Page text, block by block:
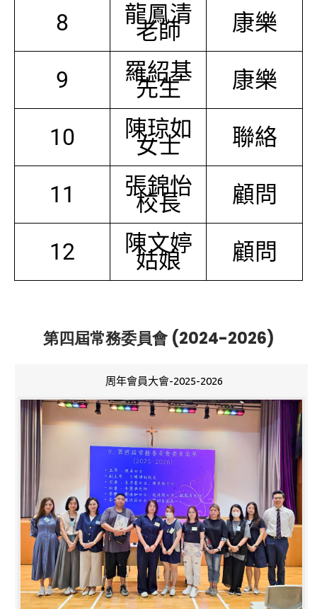
8 龍鳳清
老師 康樂
9 羅紹基
先生 康樂
10 陳琼如
女士 聯絡
11 張錦怡
校長 顧問
12 陳文婷
姑娘 顧問
第四屆常務委員會 (2024-2026)
周年會員大會-2025-2026